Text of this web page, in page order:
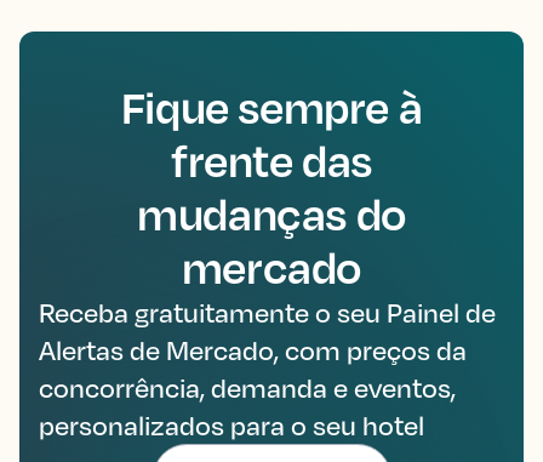
Fique sempre à
frente das
mudanças do
mercado
Receba gratuitamente o seu Painel de
Alertas de Mercado, com preços da
concorrência, demanda e eventos,
personalizados para o seu hotel